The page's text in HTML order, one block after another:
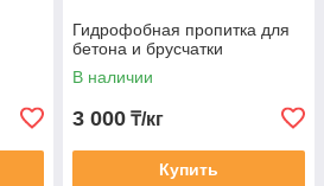
Гидрофобная пропитка для
бетона и брусчатки
В наличии
3 000 ₸/кг
Купить